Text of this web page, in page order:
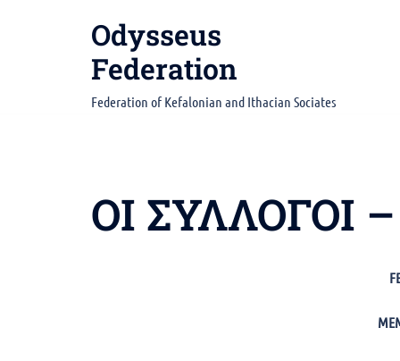
Odysseus
Federation
Federation of Kefalonian and Ithacian Sociates
ΟΙ ΣΥΛΛΟΓΟΙ